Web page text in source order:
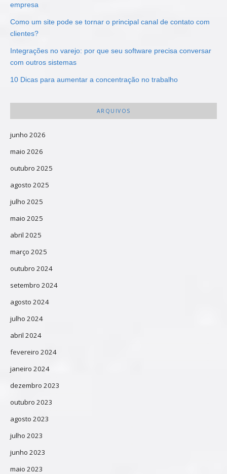
empresa
Como um site pode se tornar o principal canal de contato com
clientes?
Integrações no varejo: por que seu software precisa conversar
com outros sistemas
10 Dicas para aumentar a concentração no trabalho
ARQUIVOS
junho 2026
maio 2026
outubro 2025
agosto 2025
julho 2025
maio 2025
abril 2025
março 2025
outubro 2024
setembro 2024
agosto 2024
julho 2024
abril 2024
fevereiro 2024
janeiro 2024
dezembro 2023
outubro 2023
agosto 2023
julho 2023
junho 2023
maio 2023